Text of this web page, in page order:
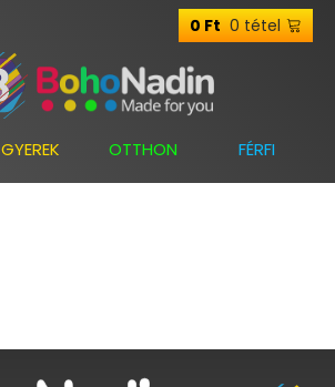
0Ft 0 tétel
GYEREK OTTHON FÉRFI